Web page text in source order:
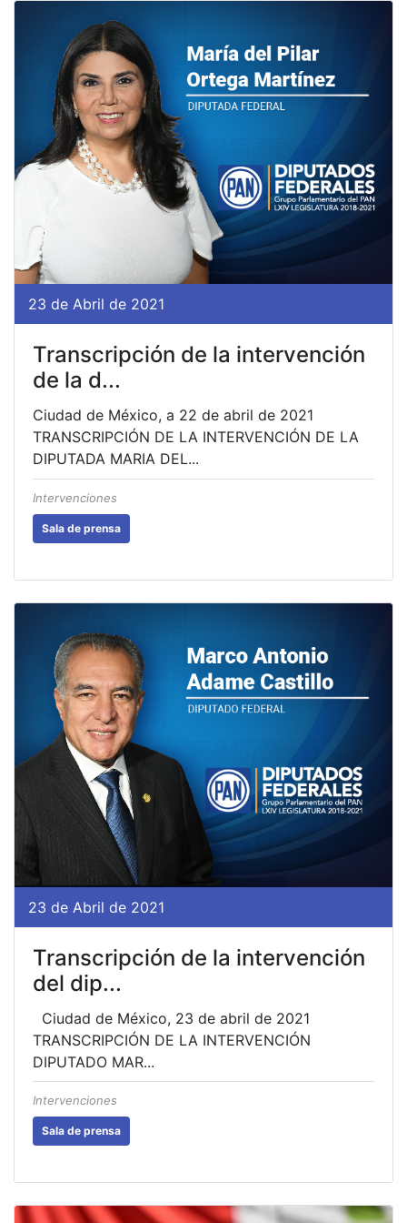
23 de Abril de 2021
Transcripción de la intervención
de la d...
Ciudad de México, a 22 de abril de 2021
TRANSCRIPCIÓN DE LA INTERVENCIÓN DE LA
DIPUTADA MARIA DEL...
Intervenciones
Sala de prensa
23 de Abril de 2021
Transcripción de la intervención
del dip...
Ciudad de México, 23 de abril de 2021
TRANSCRIPCIÓN DE LA INTERVENCIÓN
DIPUTADO MAR...
Intervenciones
Sala de prensa